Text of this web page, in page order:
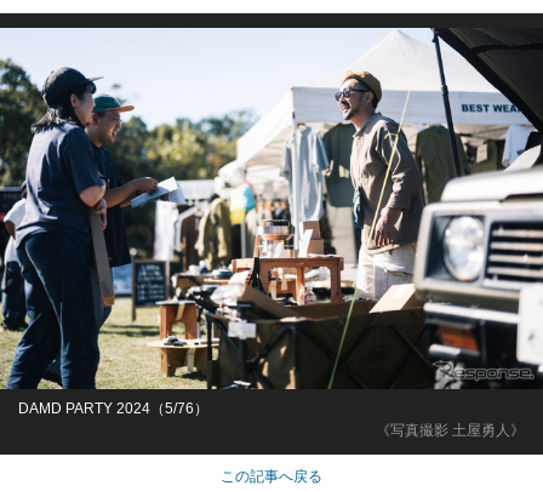
《写真撮影 土屋勇人》
DAMD PARTY 2024（5/76）
この記事へ戻る